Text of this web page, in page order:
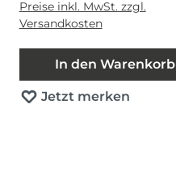
Preise inkl. MwSt. zzgl.
Versandkosten
In den Warenkorb
Jetzt merken